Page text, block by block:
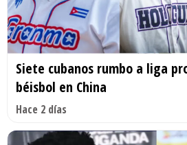
Siete cubanos rumbo a liga
béisbol en China
Hace 2 días